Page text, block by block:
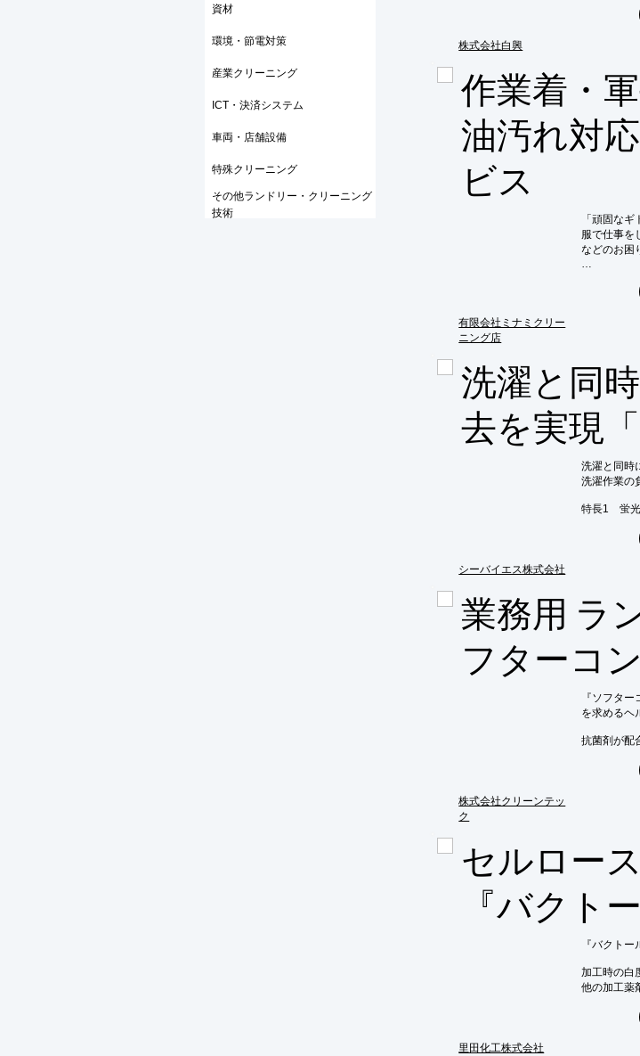
資材
環境・節電対策
産業クリーニング
ICT・決済システム
車両・店舗設備
特殊クリーニング
その他ランドリー・クリーニング
技術
株式会社白興
この2つに
一般のユ
■食品工場
■徹底した
■HACCPア
■食品安全
■アレルゲ
■特許技術
作業着・
油汚れ対
ビス
有限会社ミナミクリー
ニング店
「頑固な
服で仕事を
などのお困
当社の『
クリーニ
■靴の洗濯
■まとめて
■抗ウイル
■医療用白
洗濯と同
去を実現
シーバイエス株式会社
洗濯と同時
洗濯作業の
特長1　蛍
蛍光増白
特長2　除
アルカリと
業務用 ラ
フターコン
株式会社クリーンテッ
ク
『ソフタ
を求めるヘ
抗菌剤が配
また抗菌
マイルド
■持続する
■ふんわり
■高い帯電
※詳しくは
セルロー
『バクト
里田化工株式会社
『バクト
加工時の白
他の加工薬
主成分と
抗菌効果